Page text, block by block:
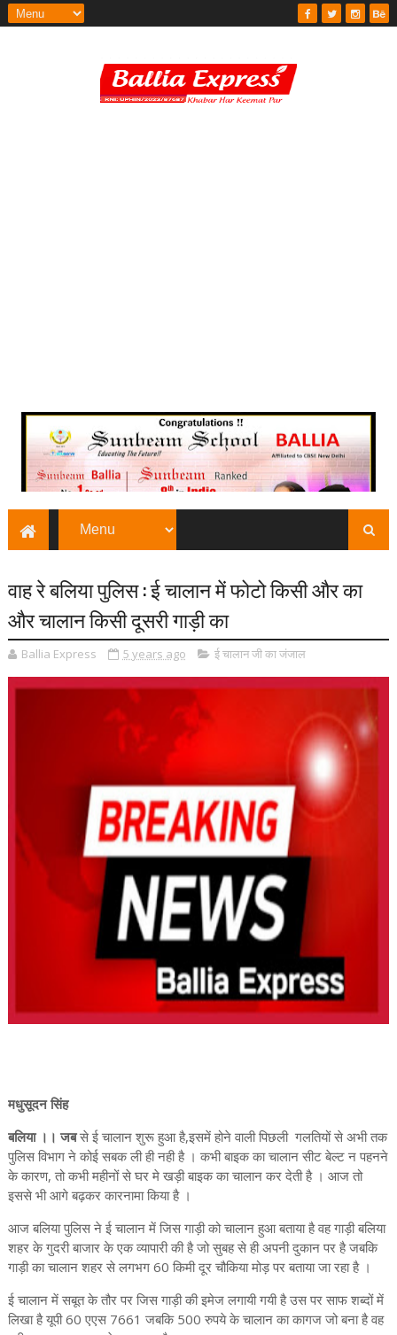
वाह रे बलिया पुलिस : ई चालान में फोटो किसी और का
और चालान किसी दूसरी गाड़ी का
Ballia Express 5 years ago ई चालान जी का जंजाल
मधुसूदन सिंह
बलिया ।। जबसे ई चालान शुरू हुआ है,इसमें होने वाली पिछली गलतियों से अभी तक
पुलिस विभाग ने कोई सबक ली ही नही है । कभी बाइक का चालान सीट बेल्ट न पहनने
के कारण, तो कभी महीनों से घर मे खड़ी बाइक का चालान कर देती है । आज तो
इससे भी आगे बढ़कर कारनामा किया है ।
आज बलिया पुलिस ने ई चालान में जिस गाड़ी को चालान हुआ बताया है वह गाड़ी बलिया
शहर के गुदरी बाजार के एक व्यापारी की है जो सुबह से ही अपनी दुकान पर है जबकि
गाड़ी का चालान शहर से लगभग 60 किमी दूर चौकिया मोड़ पर बताया जा रहा है ।
ई चालान में सबूत के तौर पर जिस गाड़ी की इमेज लगायी गयी है उस पर साफ शब्दों में
लिखा है यूपी 60 एएस 7661 जबकि 500 रुपये के चालान का कागज जो बना है वह